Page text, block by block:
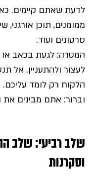
לדעת שאתם קיימים.
ממומנים, תוכן אורגני,
סרטונים ועוד.
המטרה: לגעת בכאב או
לעצור ולהתעניין. אל
הלקוח רק לומד
וברור: אתם מבינים את
שלב רביעי: שלב
וסקרנות